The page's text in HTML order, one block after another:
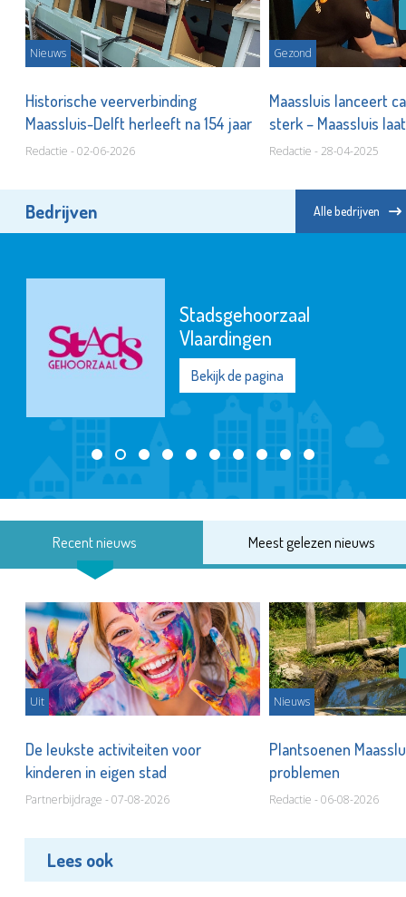
Nieuws
Historische veerverbinding
Maassluis-Delft herleeft na 154 jaar
Redactie - 02-06-2026
Gezond
Maassluis lanceert
sterk – Maassluis
Redactie - 28-04-2025
Bedrijven Alle bedrijven
Stadsgehoorzaal
Vlaardingen
Bekijk de pagina
Recent nieuws Meest gelezen nieuws
Uit
De leukste activiteiten voor
kinderen in eigen stad
Partnerbijdrage - 07-08-2026
Nieuws
Plantsoenen
problemen
Redactie - 06-08-2026
Lees ook